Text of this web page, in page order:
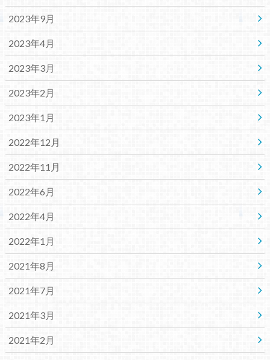
2023年9月
2023年4月
2023年3月
2023年2月
2023年1月
2022年12月
2022年11月
2022年6月
2022年4月
2022年1月
2021年8月
2021年7月
2021年3月
2021年2月